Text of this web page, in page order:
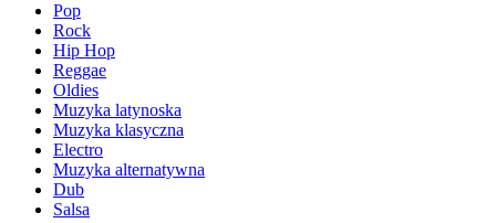
Pop
Rock
Hip Hop
Reggae
Oldies
Muzyka latynoska
Muzyka klasyczna
Electro
Muzyka alternatywna
Dub
Salsa